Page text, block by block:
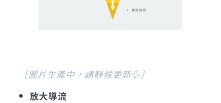
［圖片生產中，請靜候更新💦］
放大導流